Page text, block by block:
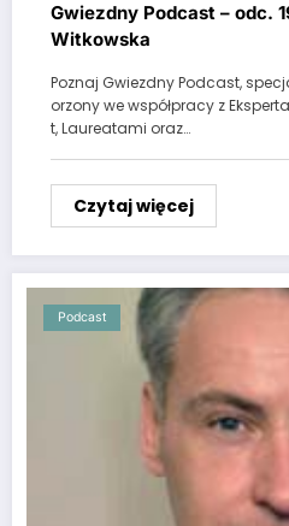
Gwiezdny Podcast – odc.
Witkowska
Poznaj Gwiezdny Podcast,
orzony we współpracy z
t, Laureatami oraz…
Czytaj więcej
Podcast